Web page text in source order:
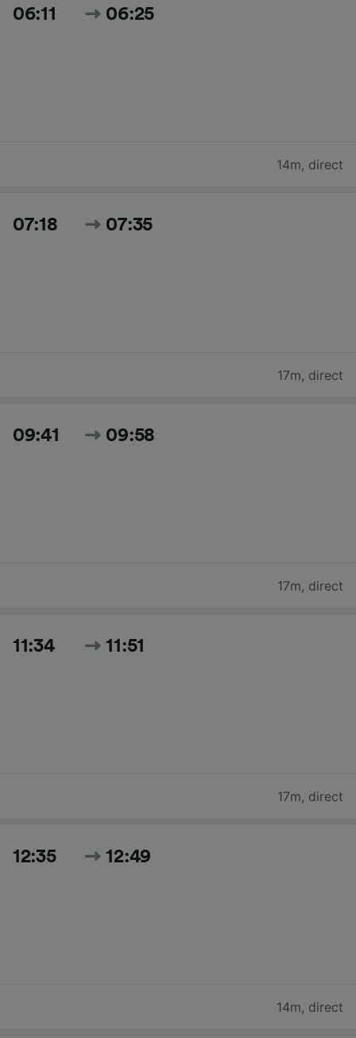
06:11 06:25
14m, direct
07:18 07:35
17m, direct
09:41 09:58
17m, direct
11:34 11:51
17m, direct
12:35 12:49
14m, direct